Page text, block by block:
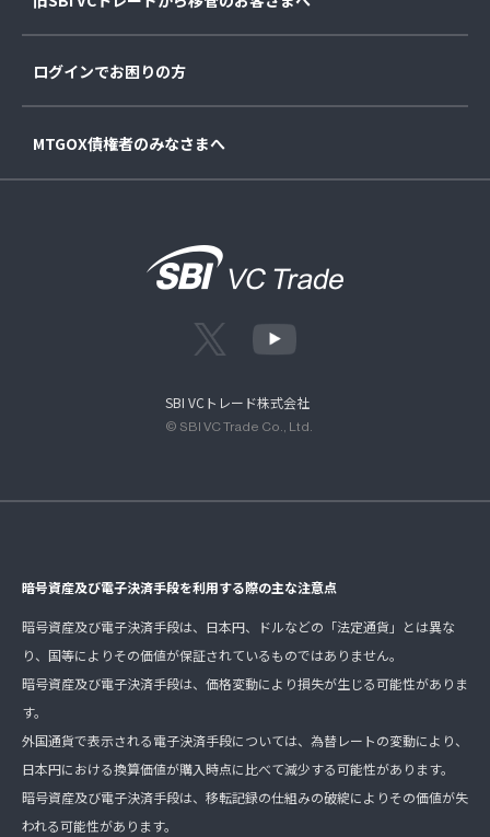
ログインでお困りの方
MTGOX債権者のみなさまへ
SBI VCトレード株式会社
© SBI VC Trade Co., Ltd.
暗号資産及び電子決済手段を利用する際の主な注意点
暗号資産及び電子決済手段は、日本円、ドルなどの「法定通貨」とは異な
り、国等によりその価値が保証されているものではありません。
暗号資産及び電子決済手段は、価格変動により損失が生じる可能性がありま
す。
外国通貨で表示される電子決済手段については、為替レートの変動により、
日本円における換算価値が購入時点に比べて減少する可能性があります。
暗号資産及び電子決済手段は、移転記録の仕組みの破綻によりその価値が失
われる可能性があります。